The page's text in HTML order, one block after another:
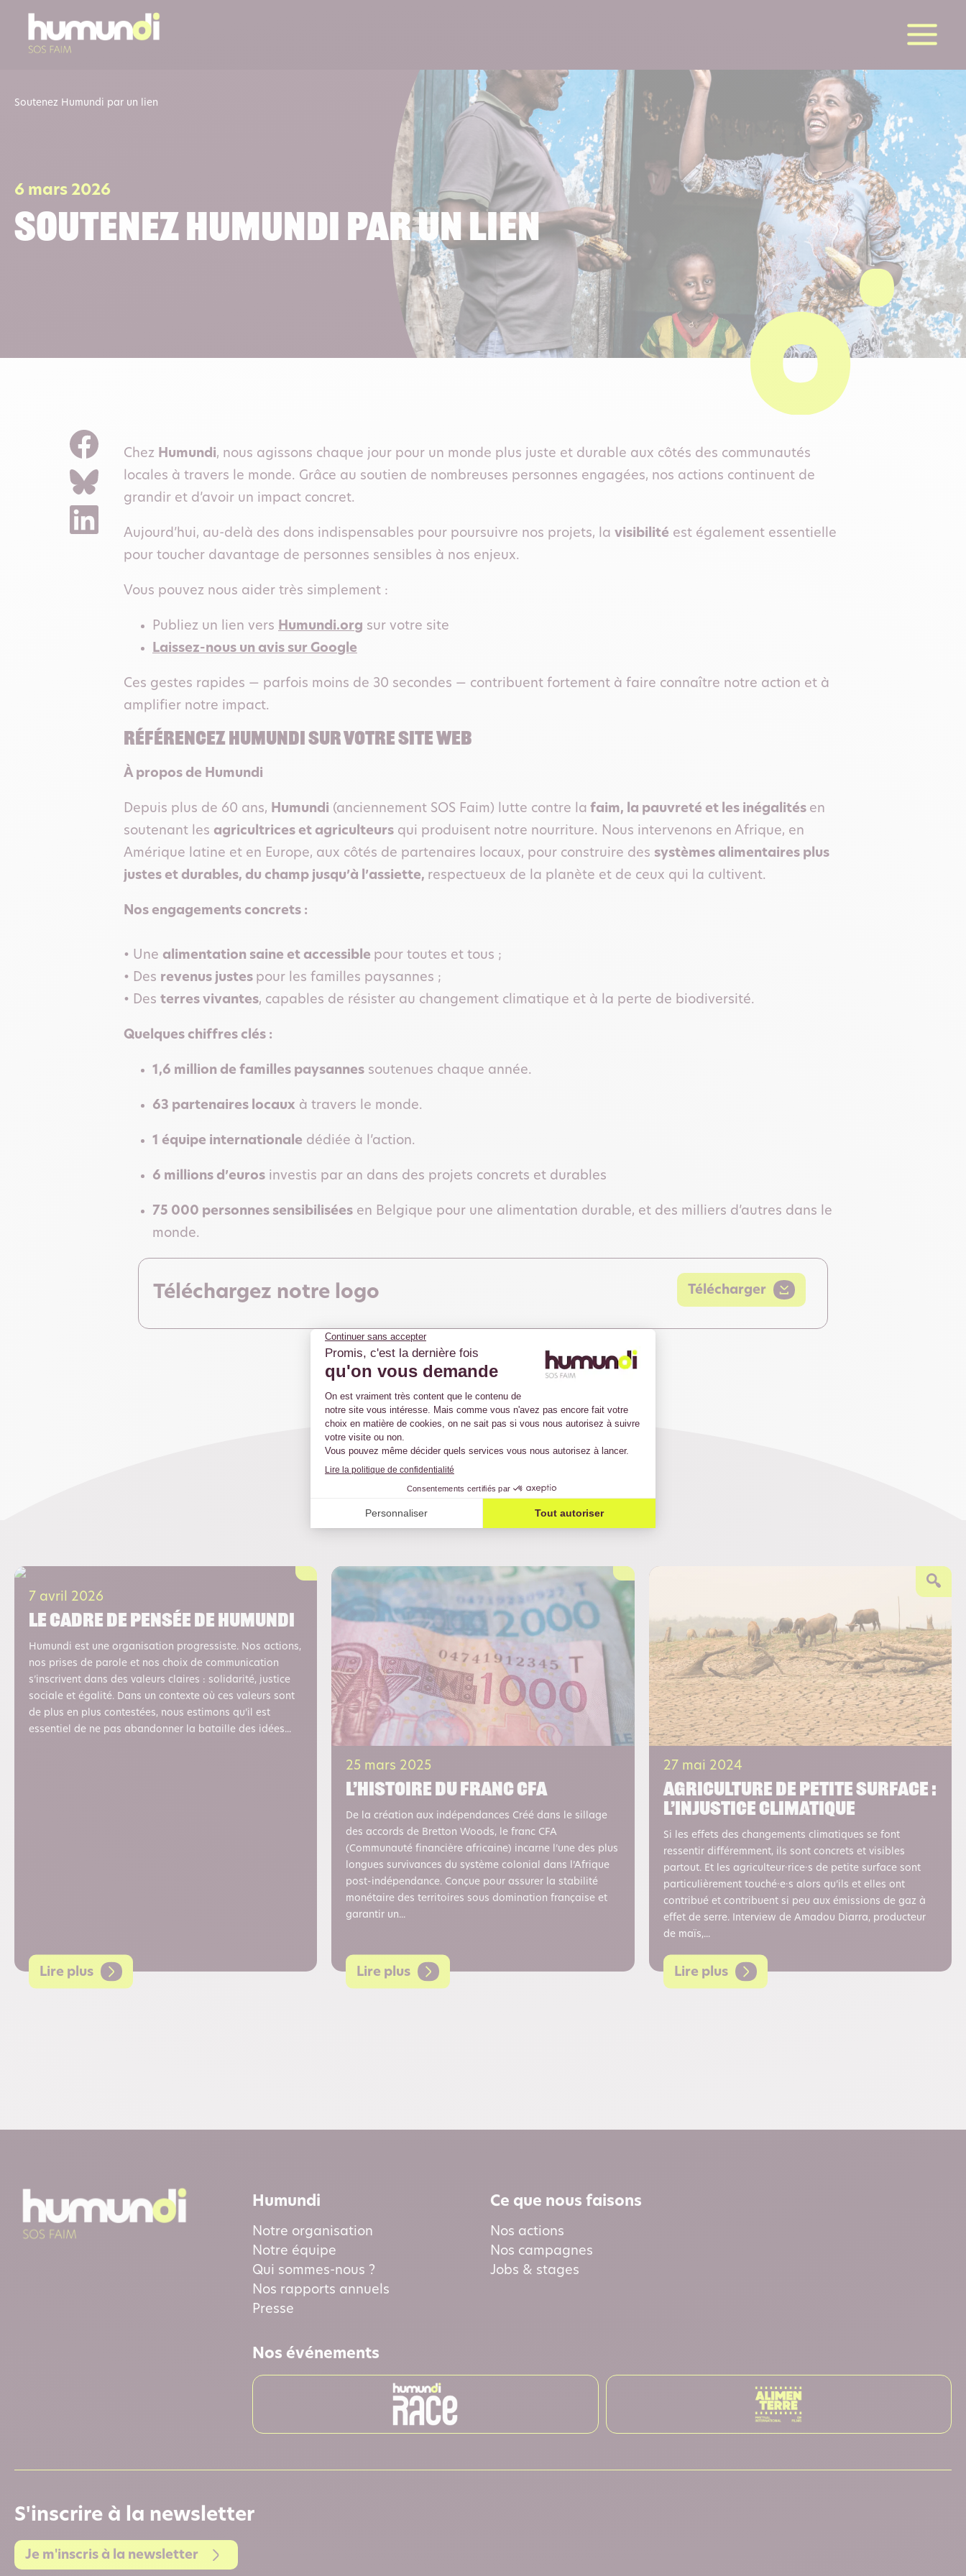
Soutenez Humundi par un lien
6 mars 2026
Soutenez Humundi par un lien
Chez Humundi, nous agissons chaque jour pour un monde plus juste et durable aux côtés des communautés
locales à travers le monde. Grâce au soutien de nombreuses personnes engagées, nos actions continuent de
grandir et d’avoir un impact concret.
Aujourd’hui, au-delà des dons indispensables pour poursuivre nos projets, la visibilité est également essentielle
pour toucher davantage de personnes sensibles à nos enjeux.
Vous pouvez nous aider très simplement :
Publiez un lien vers Humundi.org sur votre site
Laissez-nous un avis sur Google
Ces gestes rapides — parfois moins de 30 secondes — contribuent fortement à faire connaître notre action et à
amplifier notre impact.
RéFéRENCEZ Humundi sur votre site web
À propos de Humundi
Depuis plus de 60 ans, Humundi (anciennement SOS Faim) lutte contre la faim, la pauvreté et les inégalités en
soutenant les agricultrices et agriculteurs qui produisent notre nourriture. Nous intervenons en Afrique, en
Amérique latine et en Europe, aux côtés de partenaires locaux, pour construire des systèmes alimentaires plus
justes et durables, du champ jusqu’à l’assiette, respectueux de la planète et de ceux qui la cultivent.
Nos engagements concrets :
• Une alimentation saine et accessible pour toutes et tous ;
• Des revenus justes pour les familles paysannes ;
• Des terres vivantes, capables de résister au changement climatique et à la perte de biodiversité.
Quelques chiffres clés :
1,6 million de familles paysannes soutenues chaque année.
63 partenaires locaux à travers le monde.
1 équipe internationale dédiée à l’action.
6 millions d’euros investis par an dans des projets concrets et durables
75 000 personnes sensibilisées en Belgique pour une alimentation durable, et des milliers d’autres dans le
monde.
Téléchargez notre logo Télécharger
7 avril 2026
le cadre de pensée de humundi
Humundi est une organisation progressiste. Nos actions,
nos prises de parole et nos choix de communication
s’inscrivent dans des valeurs claires : solidarité, justice
sociale et égalité. Dans un contexte où ces valeurs sont
de plus en plus contestées, nous estimons qu’il est
essentiel de ne pas abandonner la bataille des idées...
Lire plus
25 mars 2025
L’histoire du franc CFA
De la création aux indépendances Créé dans le sillage
des accords de Bretton Woods, le franc CFA
(Communauté financière africaine) incarne l’une des plus
longues survivances du système colonial dans l’Afrique
post-indépendance. Conçue pour assurer la stabilité
monétaire des territoires sous domination française et
garantir un...
Lire plus
27 mai 2024
Agriculture de petite surface :
l’injustice climatique
Si les effets des changements climatiques se font
ressentir différemment, ils sont concrets et visibles
partout. Et les agriculteur·rice·s de petite surface sont
particulièrement touché·e·s alors qu’ils et elles ont
contribué et contribuent si peu aux émissions de gaz à
effet de serre. Interview de Amadou Diarra, producteur
de maïs,...
Lire plus
Humundi
Notre organisation
Notre équipe
Qui sommes-nous ?
Nos rapports annuels
Presse
Ce que nous faisons
Nos actions
Nos campagnes
Jobs & stages
Nos événements
S'inscrire à la newsletter
Je m'inscris à la newsletter